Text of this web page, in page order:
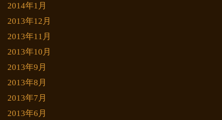
2014年1月
2013年12月
2013年11月
2013年10月
2013年9月
2013年8月
2013年7月
2013年6月